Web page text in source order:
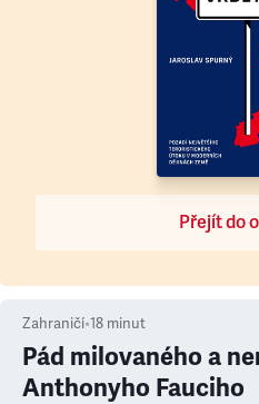
Přejít do
Zahraničí•18 minut
Pád milovaného a
Anthonyho Fauciho